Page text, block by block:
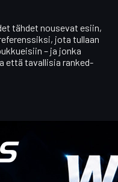
tähdet nousevat esiin,
jota tullaan
– ja jonka
että tavallisia ranked-
viikoittaiseen